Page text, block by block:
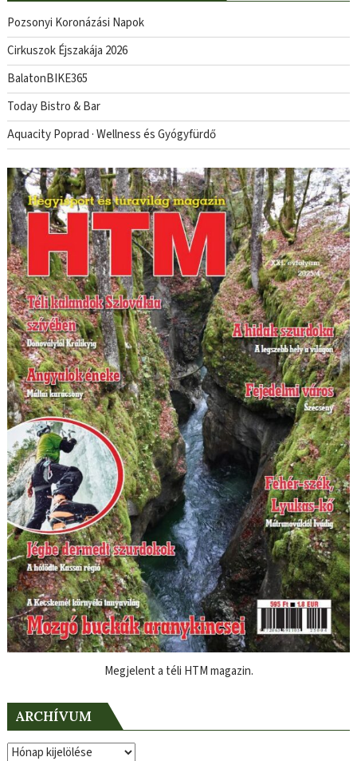
Pozsonyi Koronázási Napok
Cirkuszok Éjszakája 2026
BalatonBIKE365
Today Bistro & Bar
Aquacity Poprad · Wellness és Gyógyfürdő
Megjelent a téli HTM magazin.
ARCHÍVUM
Archívum